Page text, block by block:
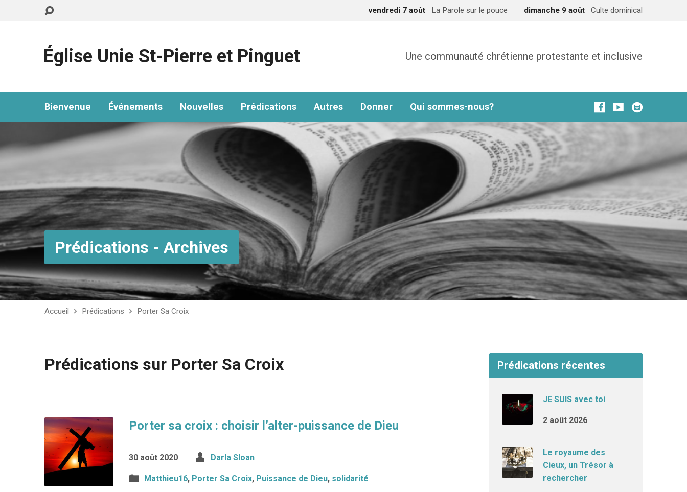
vendredi 7 août La Parole sur le pouce dimanche 9 août Culte dominical
Église Unie St-Pierre et Pinguet Une communauté chrétienne protestante et inclusive
Bienvenue Événements Nouvelles Prédications Autres Donner Qui sommes-nous?
Prédications - Archives
Accueil Prédications Porter Sa Croix
Prédications sur Porter Sa Croix
Porter sa croix : choisir l’alter-puissance de Dieu
30 août 2020 Darla Sloan
Matthieu16, Porter Sa Croix, Puissance de Dieu, solidarité
Prédications récentes
JE SUIS avec toi
2 août 2026
Le royaume des
Cieux, un Trésor à
rechercher